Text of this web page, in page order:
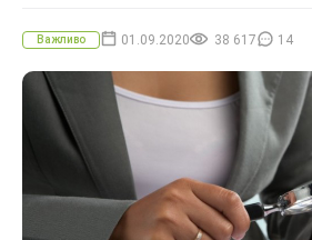
Важливо 01.09.2020 38 617 14